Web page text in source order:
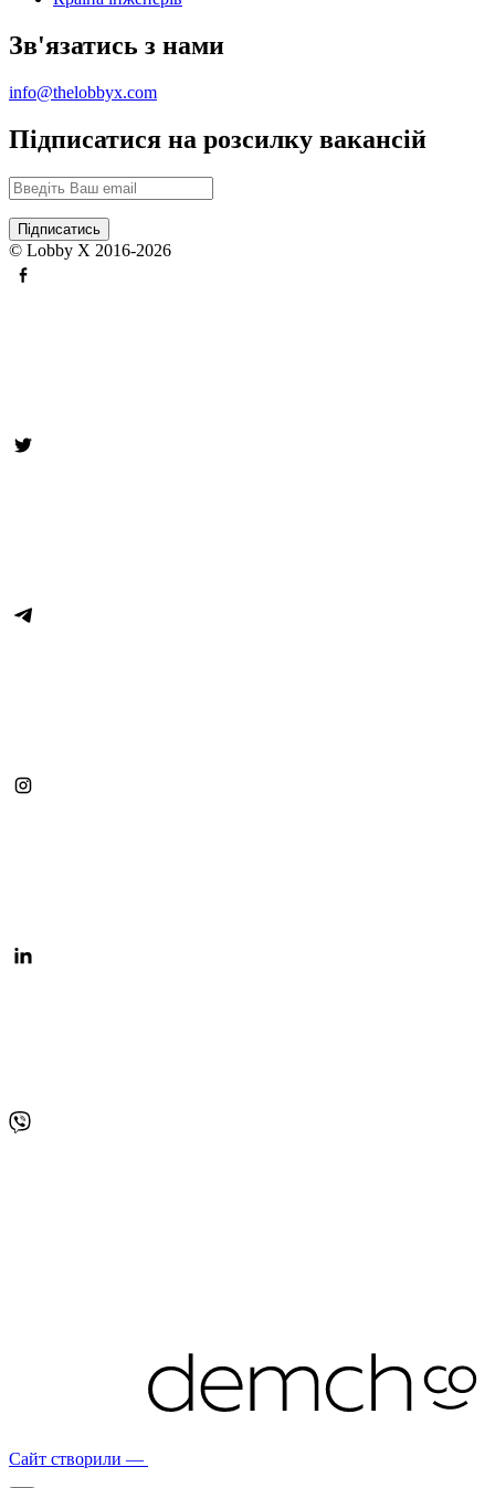
Зв'язатись з нами
info@thelobbyx.com
Підписатися на розсилку вакансій
© Lobby X 2016-2026
Сайт створили —